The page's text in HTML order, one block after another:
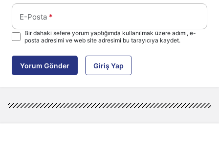
E-Posta *
Bir dahaki sefere yorum yaptığımda kullanılmak üzere adımı, e-
posta adresimi ve web site adresimi bu tarayıcıya kaydet.
Yorum Gönder Giriş Yap